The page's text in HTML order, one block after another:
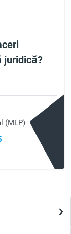
juridică?
(MLP)